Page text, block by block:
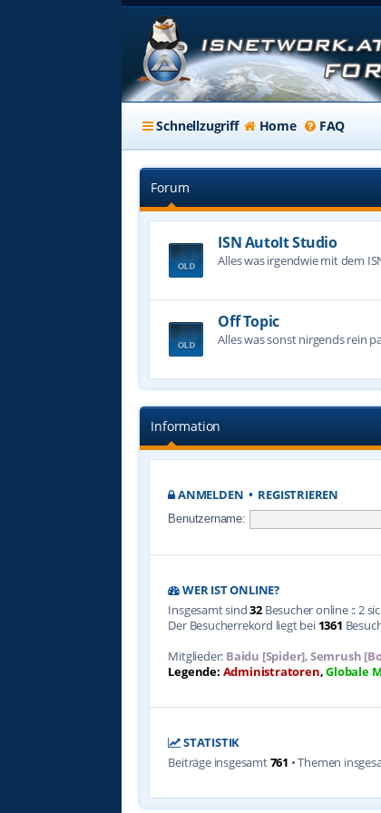
Schnellzugriff Home FAQ
Forum
ISN AutoIt Studio
Alles was irgendwie mit dem
Off Topic
Alles was sonst nirgends rein
Information
ANMELDEN • REGISTRIEREN
Benutzername:
WER IST ONLINE?
Insgesamt sind32 Besucher online :: 2
Der Besucherrekord liegt bei 1361
Mitglieder: Baidu [Spider],Semrush
Legende: Administratoren,Globale
STATISTIK
Beiträge insgesamt761 • Themen